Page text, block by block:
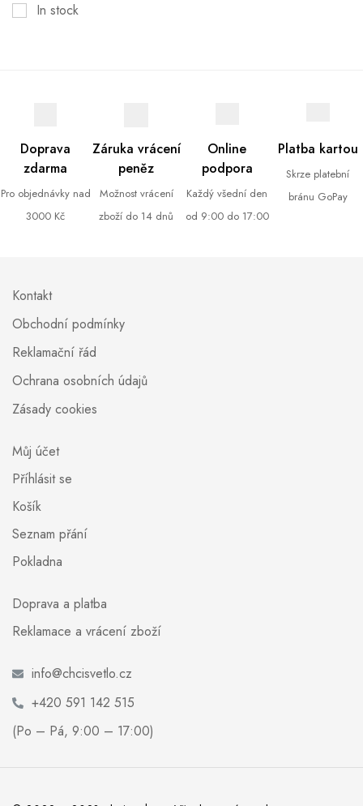
In stock
Doprava
zdarma
Pro objednávky nad
3000 Kč
Záruka vrácení
peněz
Možnost vrácení
zboží do 14 dnů
Online
podpora
Každý všední den
od 9:00 do 17:00
Platba kartou
Skrze platební
bránu GoPay
Kontakt
Obchodní podmínky
Reklamační řád
Ochrana osobních údajů
Zásady cookies
Můj účet
Příhlásit se
Košík
Seznam přání
Pokladna
Doprava a platba
Reklamace a vrácení zboží
info@chcisvetlo.cz
+420 591 142 515
(Po – Pá, 9:00 – 17:00)